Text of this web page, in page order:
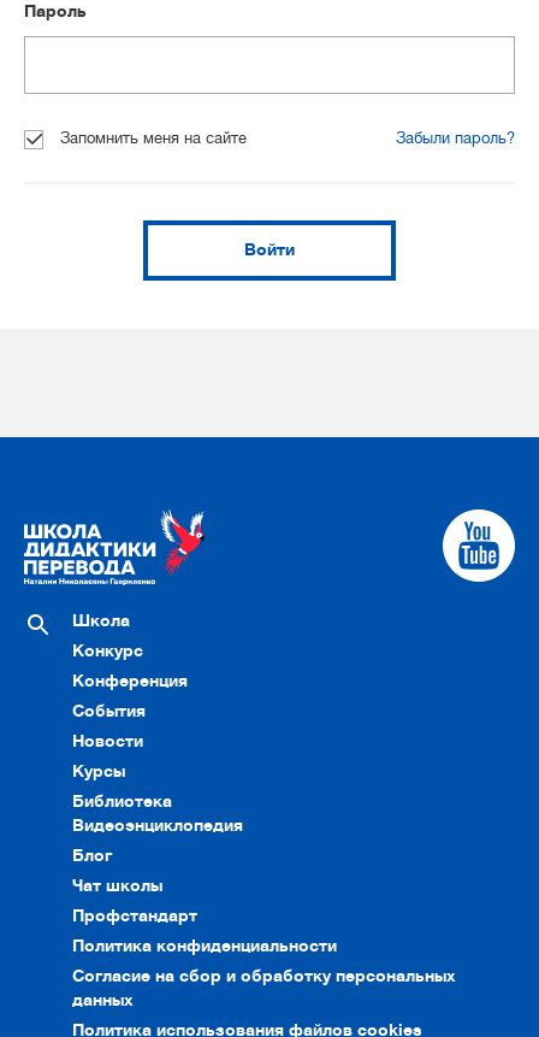
Пароль
Запомнить меня на сайте Забыли пароль?
Войти
Школа
Конкурс
Конференция
События
Новости
Курсы
Библиотека
Видеоэнциклопедия
Блог
Чат школы
Профстандарт
Политика конфиденциальности
Согласие на сбор и обработку персональных
данных
Политика использования файлов cookies